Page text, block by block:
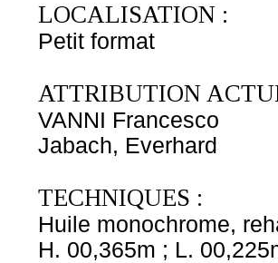
LOCALISATION :
Petit format
ATTRIBUTION
VANNI Francesco
Jabach, Everhard
TECHNIQUES :
Huile monochrome,
H. 00,365m ; L.